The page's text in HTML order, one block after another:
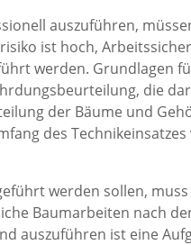
auszuführen,
ist hoch,
werden. Grundlagen
die
der Bäume und
des
werden sollen,
Baumarbeiten nach
auszuführen ist eine